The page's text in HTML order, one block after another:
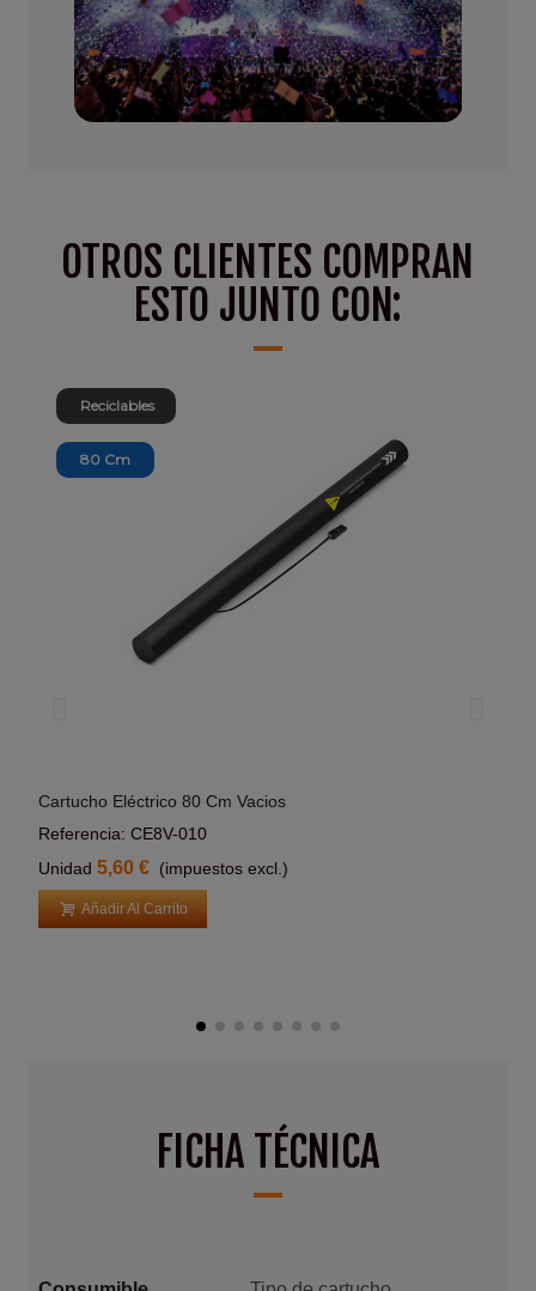
OTROS CLIENTES COMPRAN
ESTO JUNTO CON:
80 Cm
Reciclables
Añadir Al Carrito
Cartucho Eléctrico 80 Cm Vacios
Referencia: CE8V-010
Unidad 5,60 € (impuestos excl.)
Añadir Al Carrito
FICHA TÉCNICA